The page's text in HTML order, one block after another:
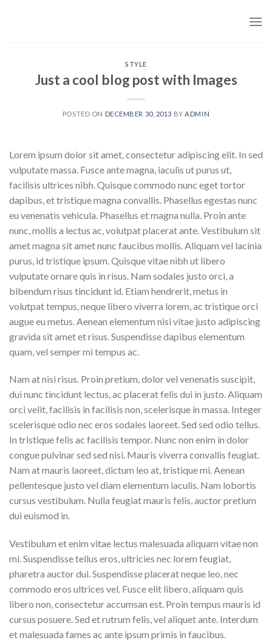
STYLE
Just a cool blog post with Images
POSTED ON DECEMBER 30, 2013 BY ADMIN
Lorem ipsum dolor sit amet, consectetur adipiscing elit. In sed
vulputate massa. Fusce ante magna, iaculis ut purus ut,
facilisis ultrices nibh. Quisque commodo nunc eget tortor
dapibus, et tristique magna convallis. Phasellus egestas nunc
eu venenatis vehicula. Phasellus et magna nulla. Proin ante
nunc, mollis a lectus ac, volutpat placerat ante. Vestibulum sit
amet magna sit amet nunc faucibus mollis. Aliquam vel lacinia
purus, id tristique ipsum. Quisque vitae nibh ut libero
vulputate ornare quis in risus. Nam sodales justo orci, a
bibendum risus tincidunt id. Etiam hendrerit, metus in
volutpat tempus, neque libero viverra lorem, ac tristique orci
augue eu metus. Aenean elementum nisi vitae justo adipiscing
gravida sit amet et risus. Suspendisse dapibus elementum
quam, vel semper mi tempus ac.
Nam at nisi risus. Proin pretium, dolor vel venenatis suscipit,
dui nunc tincidunt lectus, ac placerat felis dui in justo. Aliquam
orci velit, facilisis in facilisis non, scelerisque in massa. Integer
scelerisque odio nec eros sodales laoreet. Sed sed odio tellus.
In tristique felis ac facilisis tempor. Nunc non enim in dolor
congue pulvinar sed sed nisi. Mauris viverra convallis feugiat.
Nam at mauris laoreet, dictum leo at, tristique mi. Aenean
pellentesque justo vel diam elementum iaculis. Nam lobortis
cursus vestibulum. Nulla feugiat mauris felis, auctor pretium
dui euismod in.
Vestibulum et enim vitae lectus malesuada aliquam vitae non
mi. Suspendisse tellus eros, ultricies nec lorem feugiat,
pharetra auctor dui. Suspendisse placerat neque leo, nec
commodo eros ultrices vel. Fusce elit libero, aliquam quis
libero non, consectetur accumsan est. Proin tempus mauris id
cursus posuere. Sed et rutrum felis, vel aliquet ante. Interdum
et malesuada fames ac ante ipsum primis in faucibus.